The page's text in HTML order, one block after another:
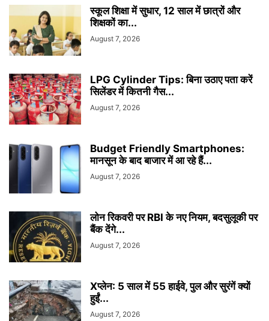
स्कूल शिक्षा में सुधार, 12 साल में छात्रों और
शिक्षकों का...
August 7, 2026
LPG Cylinder Tips: बिना उठाए पता करें
सिलेंडर में कितनी गैस...
August 7, 2026
Budget Friendly Smartphones:
मानसून के बाद बाजार में आ रहे हैं...
August 7, 2026
लोन रिकवरी पर RBI के नए नियम, बदसुलूकी पर
बैंक देंगे...
August 7, 2026
Xप्लेन: 5 साल में 55 हाईवे, पुल और सुरंगें क्यों
हुईं...
August 7, 2026